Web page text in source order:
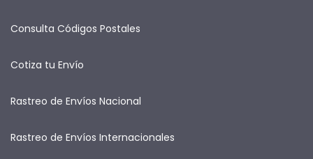
Consulta Códigos Postales
Cotiza tu Envío
Rastreo de Envíos Nacional
Rastreo de Envíos Internacionales